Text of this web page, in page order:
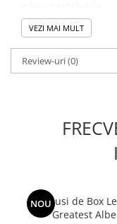
✔Inserție laterală
aerului, prevenind
✔Fermoar dublu–
echipamentele.
✔Versatilitate–
doresc o
ventilată
VEZI MAI MULT
Review-uri(0)
NOU
Manusi de Box
Greatest Albe